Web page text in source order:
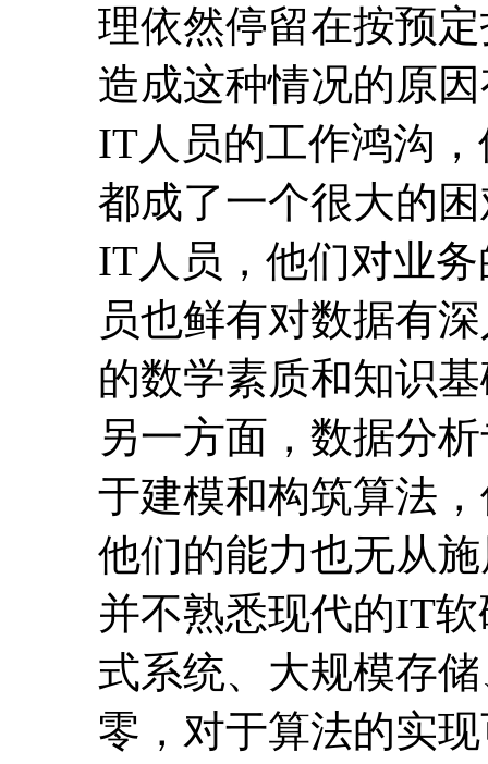
理依然停留在按预
造成这种情况的原
IT人员的工作鸿沟
都成了一个很大的
IT人员，他们对业
员也鲜有对数据有
的数学素质和知识
另一方面，数据分
于建模和构筑算法
他们的能力也无从
并不熟悉现代的IT
式系统、大规模存
零，对于算法的实